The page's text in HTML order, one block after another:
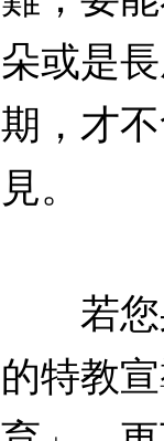
朵或是
期，才
見。
若您身
的特教